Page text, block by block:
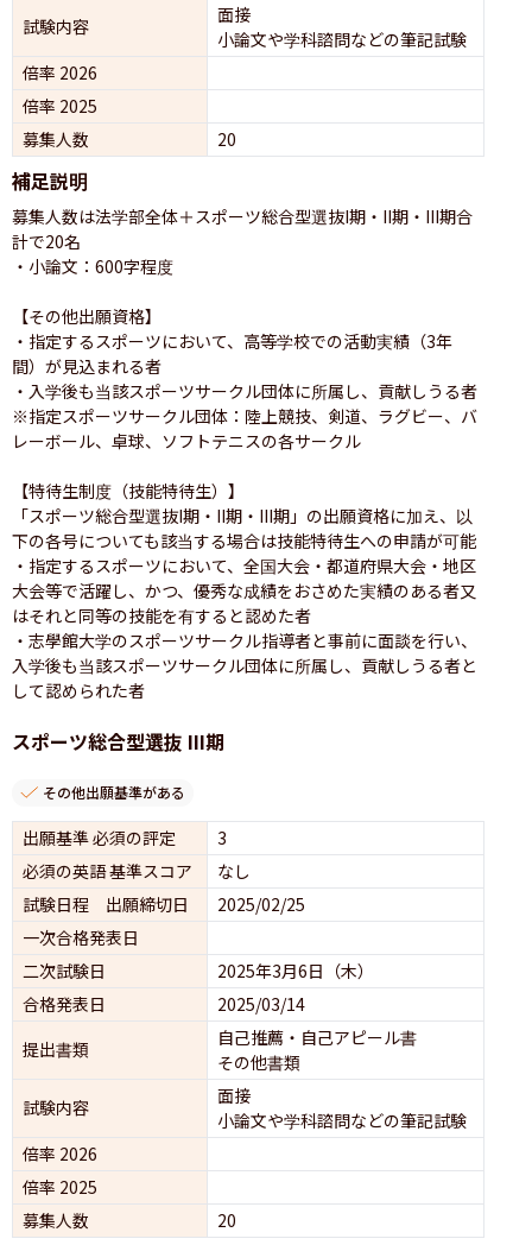
試験内容
面接
小論文や学科諮問などの筆記試験
倍率 2026
倍率 2025
募集人数
20
補足説明
募集人数は法学部全体＋スポーツ総合型選抜I期・II期・III期合
計で20名
・小論文：600字程度
【その他出願資格】
・指定するスポーツにおいて、高等学校での活動実績（3年
間）が見込まれる者
・入学後も当該スポーツサークル団体に所属し、貢献しうる者
※指定スポーツサークル団体：陸上競技、剣道、ラグビー、バ
レーボール、卓球、ソフトテニスの各サークル
【特待生制度（技能特待生）】
「スポーツ総合型選抜I期・II期・III期」の出願資格に加え、以
下の各号についても該当する場合は技能特待生への申請が可能
・指定するスポーツにおいて、全国大会・都道府県大会・地区
大会等で活躍し、かつ、優秀な成績をおさめた実績のある者又
はそれと同等の技能を有すると認めた者
・志學館大学のスポーツサークル指導者と事前に面談を行い、
入学後も当該スポーツサークル団体に所属し、貢献しうる者と
して認められた者
スポーツ総合型選抜 III期
その他出願基準がある
出願基準 必須の評定
3
必須の英語 基準スコア
なし
試験日程 出願締切日
2025/02/25
一次合格発表日
二次試験日
2025年3月6日（木）
合格発表日
2025/03/14
提出書類
自己推薦・自己アピール書
その他書類
試験内容
面接
小論文や学科諮問などの筆記試験
倍率 2026
倍率 2025
募集人数
20